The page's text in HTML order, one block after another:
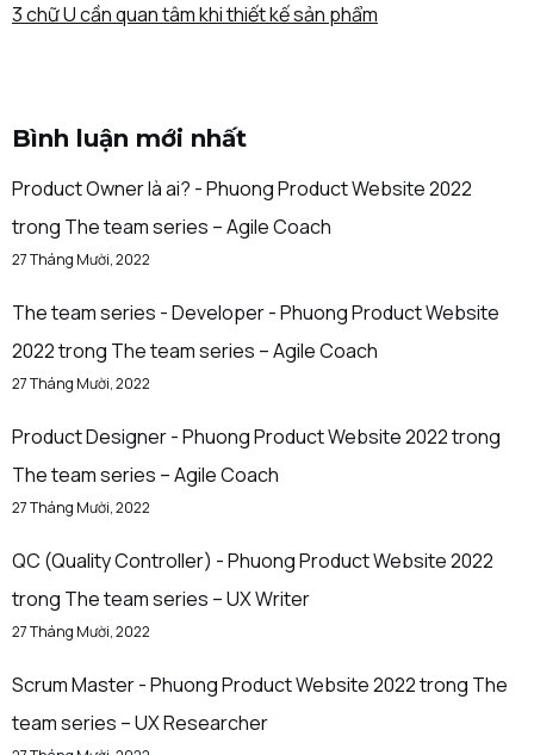
3 chữ U cần quan tâm khi thiết kế sản phẩm
Bình luận mới nhất
Product Owner là ai? - Phuong Product Website 2022
trong The team series – Agile Coach
27 Tháng Mười, 2022
The team series - Developer - Phuong Product Website
2022trong The team series – Agile Coach
27 Tháng Mười, 2022
Product Designer - Phuong Product Website 2022trong
The team series – Agile Coach
27 Tháng Mười, 2022
QC (Quality Controller) - Phuong Product Website 2022
trong The team series – UX Writer
27 Tháng Mười, 2022
Scrum Master - Phuong Product Website 2022trong The
team series – UX Researcher